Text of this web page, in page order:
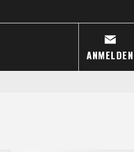
ANMELDEN